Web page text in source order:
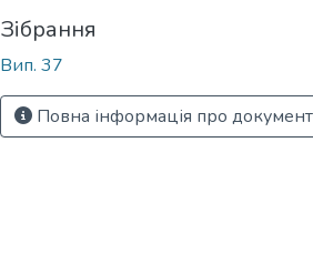
Зібрання
Вип. 37
Повна інформація про документ